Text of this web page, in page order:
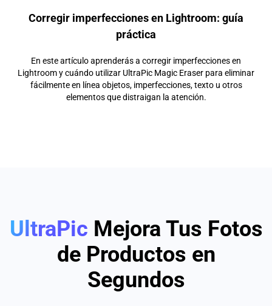
Corregir imperfecciones en Lightroom: guía
práctica
En este artículo aprenderás a corregir imperfecciones en
Lightroom y cuándo utilizar UltraPic Magic Eraser para eliminar
fácilmente en línea objetos, imperfecciones, texto u otros
elementos que distraigan la atención.
UltraPic Mejora Tus Fotos
de Productos en
Segundos